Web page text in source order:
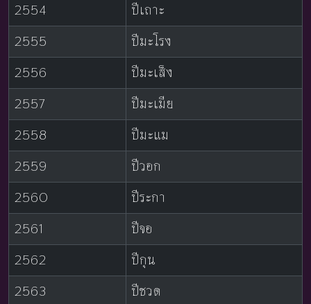
2554
ปีเถาะ
2555
ปีมะโรง
2556
ปีมะเส็ง
2557
ปีมะเมีย
2558
ปีมะแม
2559
ปีวอก
2560
ปีระกา
2561
ปีจอ
2562
ปีกุน
2563
ปีชวด